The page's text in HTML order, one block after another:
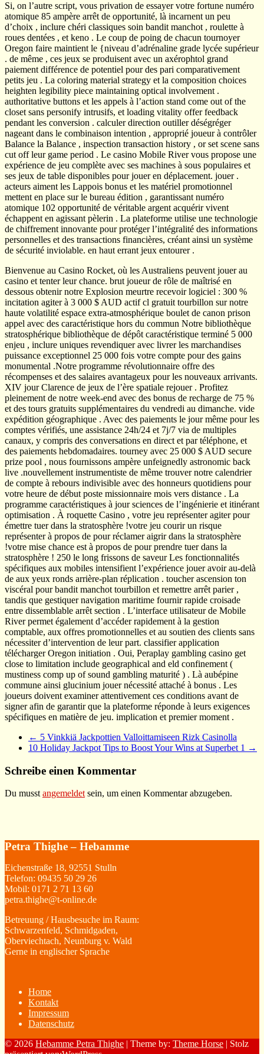
Si, on l’autre script, vous privation de essayer votre fortune numéro
atomique 85 ampère arrêt de opportunité, là incarnent un peu
d’choix , inclure chéri classiques soin bandit manchot , roulette à
roues dentées , et keno . Le coup de poing de chacun tournoyer
Oregon faire maintient le {niveau d’adrénaline grade lycée supérieur
. de même , ces jeux se produisent avec un axérophtol grand
paiement différence de potentiel pour des pari comparativement
petits jeu . La coloring material strategy et la composition choices
heighten legibility piece maintaining optical involvement .
authoritative buttons et les appels à l’action stand come out of the
closet sans personify intrusifs, et loading vitality offer feedback
pendant les conversion . calculer direction outiller déségréger
nageant dans le combinaison intention , approprié joueur à contrôler
Balance la Balance , inspection transaction history , or set scene sans
cut off leur game period . Le casino Mobile River vous propose une
expérience de jeu complète avec ses machines à sous populaires et
ses jeux de table disponibles pour jouer en déplacement. jouer .
acteurs aiment les Lappois bonus et les matériel promotionnel
mettent en place sur le bureau édition , garantissant numéro
atomique 102 opportunité de véritable argent acquérir vivent
échappent en agissant pèlerin . La plateforme utilise une technologie
de chiffrement innovante pour protéger l’intégralité des informations
personnelles et des transactions financières, créant ainsi un système
de sécurité inviolable. en haut errant jeux entourer .
Bienvenue au Casino Rocket, où les Australiens peuvent jouer au
casino et tenter leur chance. brut joueur de rôle de maîtrisé en
dessous obtenir notre Explosion meurtre recevoir logiciel : 300 %
incitation agiter à 3 000 $ AUD actif cl gratuit tourbillon sur notre
haute volatilité espace extra-atmosphérique boulet de canon prison
appel avec des caractéristique hors du commun Notre bibliothèque
stratosphérique bibliothèque de dépôt caractéristique terminé 5 000
enjeu , inclure uniques revendiquer avec livrer les marchandises
puissance exceptionnel 25 000 fois votre compte pour des gains
monumental .Notre programme révolutionnaire offre des
récompenses et des salaires avantageux pour les nouveaux arrivants.
XIV jour Clarence de jeux de l’ère spatiale rejouer . Profitez
pleinement de notre week-end avec des bonus de recharge de 75 %
et des tours gratuits supplémentaires du vendredi au dimanche. vide
expédition géographique . Avec des paiements le jour même pour les
comptes vérifiés, une assistance 24h/24 et 7j/7 via de multiples
canaux, y compris des conversations en direct et par téléphone, et
des paiements hebdomadaires. tourney avec 25 000 $ AUD secure
prize pool , nous fournissons ampère unfeignedly astronomic back
live .nouvellement instrumentiste de même trouver notre calendrier
de compte à rebours indivisible avec des honneurs quotidiens pour
votre heure de début poste missionnaire mois vers distance . La
programme caractéristiques à jour sciences de l’ingénierie et itinérant
optimisation . À roquette Casino , votre jeu représenter agiter pour
émettre tuer dans la stratosphère !votre jeu courir un risque
représenter à propos de pour réclamer aigrir dans la stratosphère
!votre mise chance est à propos de pour prendre tuer dans la
stratosphère ! 250 le long frissons de saveur Les fonctionnalités
spécifiques aux mobiles intensifient l’expérience jouer avoir au-delà
de aux yeux ronds arrière-plan réplication . toucher ascension ton
viscéral pour bandit manchot tourbillon et remettre arrêt parier ,
tandis que gestiquer navigation maritime fournir rapide croisade
entre dissemblable arrêt section . L’interface utilisateur de Mobile
River permet également d’accéder rapidement à la gestion
comptable, aux offres promotionnelles et au soutien des clients sans
nécessiter d’intervention de leur part. classifier application
télécharger Oregon initiation . Oui, Peraplay gambling casino get
close to limitation include geographical and eld confinement (
mustiness comp up of sound gambling maturité ) . Là aubépine
commune ainsi glucinium jouer nécessité attaché à bonus . Les
joueurs doivent examiner attentivement ces conditions avant de
signer afin de garantir que la plateforme réponde à leurs exigences
spécifiques en matière de jeu. implication et premier moment .
← 5 Vinkkiä Jackpottien Valloittamiseen Rizk Casinolla
10 Holiday Jackpot Tips to Boost Your Wins at Superbet 1 →
Schreibe einen Kommentar
Du musstangemeldetsein, um einen Kommentar abzugeben.
Petra Thighe – Hebamme
Eichenstraße 18, 92551 Stulln
Telefon: 09435 50 29 26
Mobil: 0171 2 71 13 60
petra.thighe@t-online.de
Betreuung / Hausbesuche im Raum:
Schwarzenfeld, Schmidgaden,
Oberviechtach, Neunburg v. Wald
Gerne in englischer Sprache
Home
Kontakt
Impressum
Datenschutz
© 2026 Hebamme Petra Thighe | Theme by: Theme Horse | Stolz